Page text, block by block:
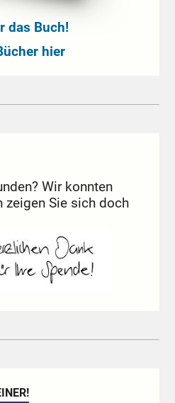
das Buch!
hier
Wir konnten
zeigen Sie sich doch